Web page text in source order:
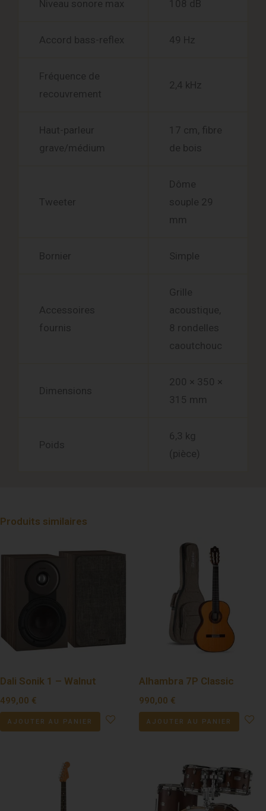
Niveau sonore max 108 dB
Accord bass-reflex 49 Hz
Fréquence de
recouvrement
2,4 kHz
Haut-parleur
grave/médium
17 cm, fibre
de bois
Tweeter
Dôme
souple 29
mm
Bornier Simple
Accessoires
fournis
Grille
acoustique,
8 rondelles
caoutchouc
Dimensions
200 × 350 ×
315 mm
Poids
6,3 kg
(pièce)
Produits similaires
Dali Sonik 1 – Walnut
499,00 €
AJOUTER AU PANIER
Alhambra 7P Classic
990,00 €
AJOUTER AU PANIER